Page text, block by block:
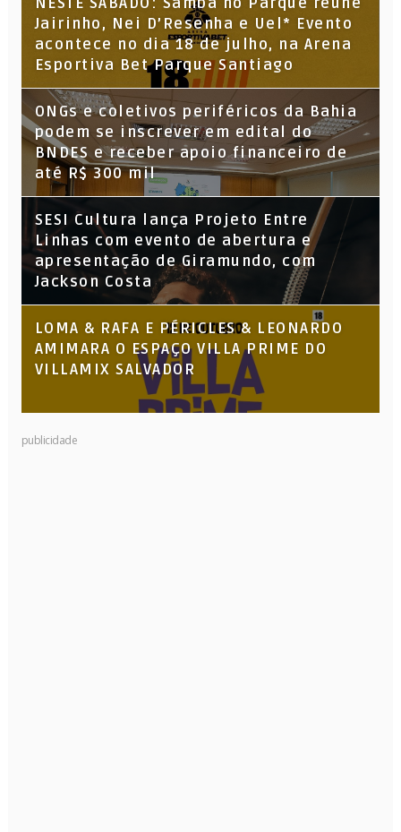
Jairinho, Nei D’Resenha e Uel* Evento
acontece no dia 18 de julho, na Arena
Esportiva Bet Parque Santiago
ONGs e coletivos periféricos da Bahia
podem se inscrever em edital do
BNDES e receber apoio financeiro de
até R$ 300 mil
SESI Cultura lança Projeto Entre
Linhas com evento de abertura e
apresentação de Giramundo, com
Jackson Costa
LOMA & RAFA E PÉRICLES & LEONARDO
AMIMARA O ESPAÇO VILLA PRIME DO
VILLAMIX SALVADOR
publicidade